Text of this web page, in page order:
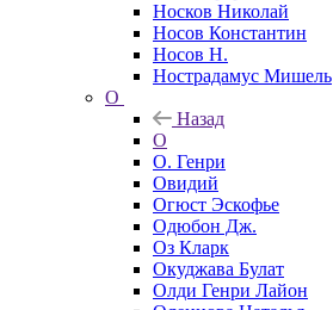
Носков Николай
Носов Константин
Носов Н.
Нострадамус Мишель
О
Назад
О
О. Генри
Овидий
Огюст Эскофье
Одюбон Дж.
Оз Кларк
Окуджава Булат
Олди Генри Лайон